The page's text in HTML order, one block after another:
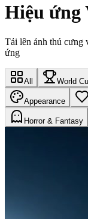
Hiệu ứng
Tải lên ảnh thú cưng
ứng
All World
Appearance
Horror & Fantasy